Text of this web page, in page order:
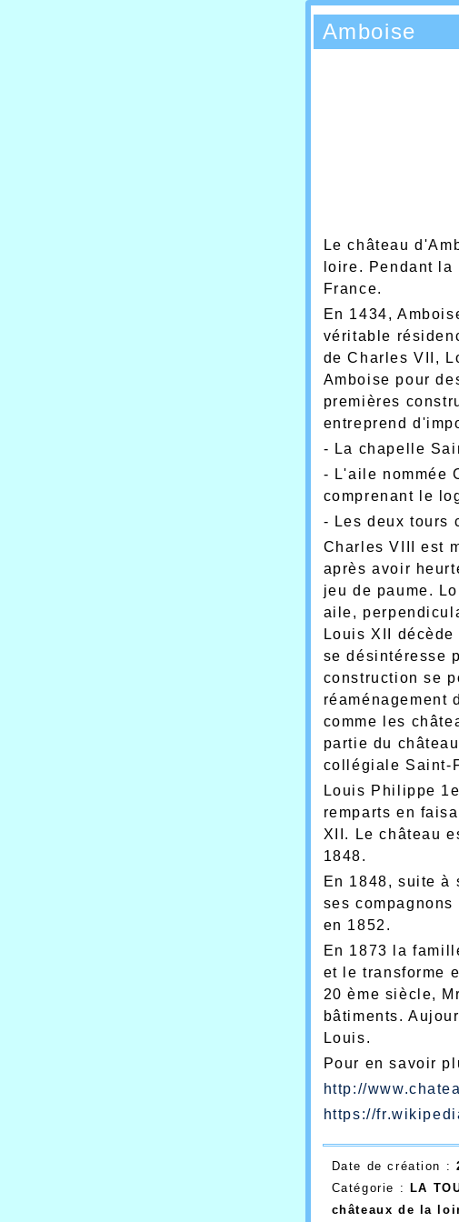
Amboise
Le château
loire. Pendant
France.
En 1434,
véritable
de Charles VII,
Amboise pour
premières
entreprend
- La chapelle
- L'aile nommée
comprenant le
- Les deux tours
Charles VIII est
après avoir
jeu de paume.
aile,
Louis XII
se désintéresse
construction se
réaménagement
comme les
partie du
collégiale Saint-
Louis Philippe
remparts en
XII. Le château
1848.
En 1848, suite à
ses
en 1852.
En 1873 la
et le transforme
20 ème siècle,
bâtiments.
Louis.
Pour en savoir
http://
https://
Date de création :
Catégorie :
LA
châteaux de la